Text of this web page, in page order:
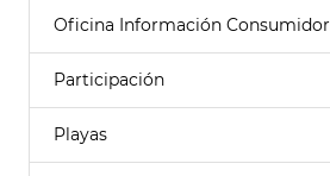
Oficina Información Consumidor
Participación
Playas